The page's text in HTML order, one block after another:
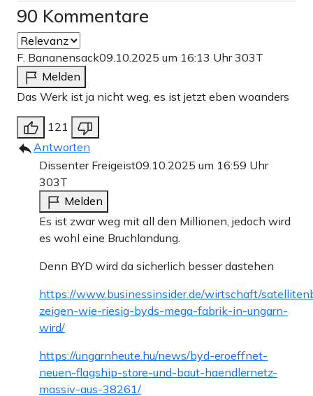
90 Kommentare
F. Bananensack09.10.2025 um 16:13 Uhr303T
Melden
Das Werk ist ja nicht weg, es ist jetzt eben woanders
121
Antworten
Dissenter Freigeist09.10.2025 um 16:59 Uhr
303T
Melden
Es ist zwar weg mit all den Millionen, jedoch wird
es wohl eine Bruchlandung.
Denn BYD wird da sicherlich besser dastehen
https://www.businessinsider.de/wirtschaft/
zeigen-wie-riesig-byds-mega-fabrik-in-ungarn-
wird/
https://ungarnheute.hu/news/byd-eroeffnet-
neuen-flagship-store-und-baut-haendlernetz-
massiv-aus-38261/